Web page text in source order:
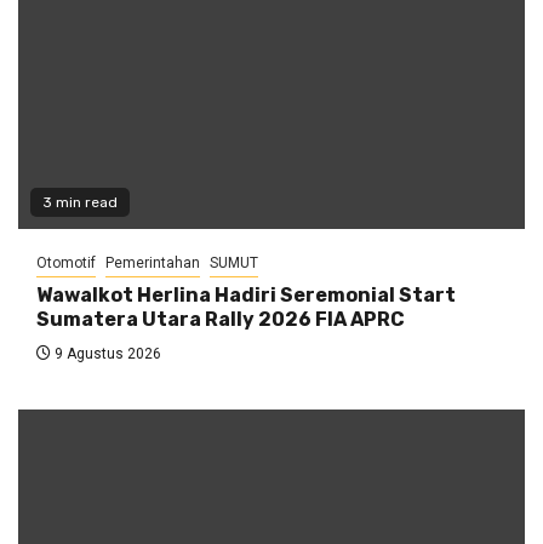
3 min read
Otomotif Pemerintahan SUMUT
Wawalkot Herlina Hadiri Seremonial Start
Sumatera Utara Rally 2026 FIA APRC
9 Agustus 2026